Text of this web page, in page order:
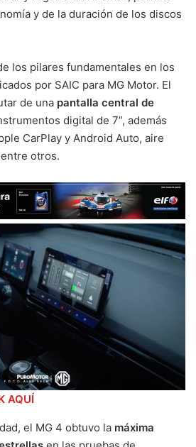
y de la duración de los discos
los pilares fundamentales en los
por SAIC para MG Motor. El
de una pantalla central de
digital de 7”, además
CarPlay y Android Auto, aire
otros.
AQUÍ
el MG 4 obtuvo la máxima